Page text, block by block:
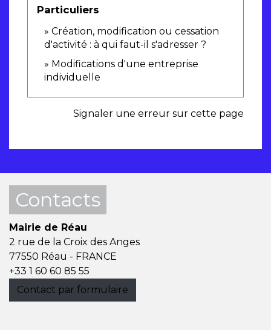
Particuliers
Création, modification ou cessation
d'activité : à qui faut-il s'adresser ?
Modifications d'une entreprise
individuelle
Signaler une erreur sur cette page
Contacts
Mairie de Réau
2 rue de la Croix des Anges
77550 Réau - FRANCE
+33 1 60 60 85 55
Contact par formulaire